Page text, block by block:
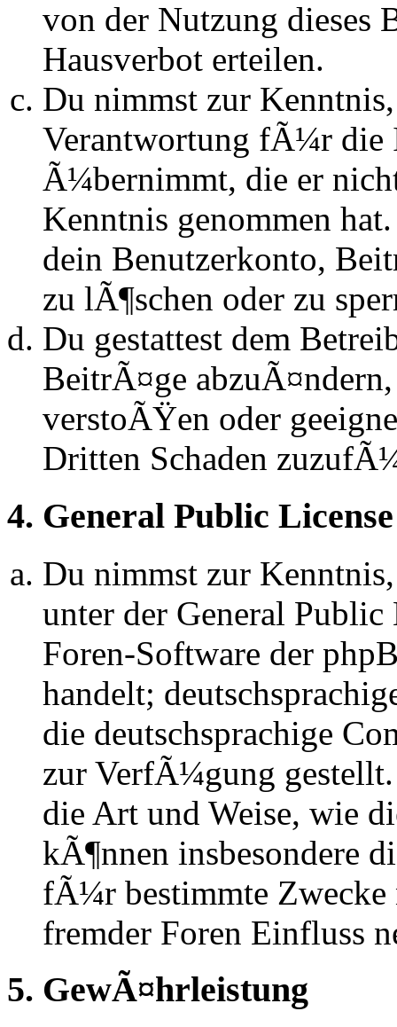
von der Nutzung dieses
Hausverbot erteilen.
Du nimmst zur
Verantwortung fÃ¼r die
Ã¼bernimmt, die er
Kenntnis genommen
dein Benutzerkonto,
zu lÃ¶schen oder zu
Du gestattest dem
BeitrÃ¤ge
verstoÃŸen oder
Dritten Schaden
4. General Public License
Du nimmst zur
unter der General
Foren-Software der
handelt;
die deutschsprachige
zur VerfÃ¼gung
die Art und Weise, wie
kÃ¶nnen insbesondere
fÃ¼r bestimmte Zwecke
fremder Foren Einfluss
5. GewÃ¤hrleistung